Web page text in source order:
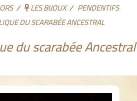
LES BIJOUX
PENDENTIFS
DU SCARABÉE ANCESTRAL
du scarabée Ancestral